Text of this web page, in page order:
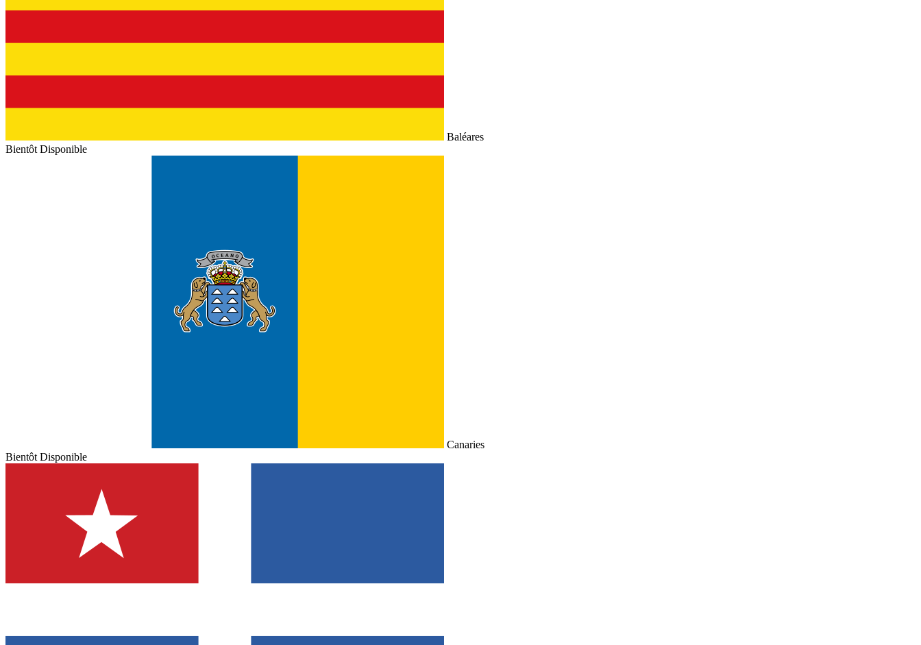
Baléares
Bientôt Disponible
Canaries
Bientôt Disponible